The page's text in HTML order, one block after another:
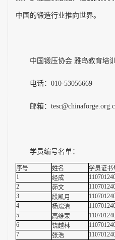
中国的锻造行业推向世界。
中国锻压协会 雅岛教育培
电话： 010-53056669
邮箱：
学员编号名单：
序号 姓名
学员证书
1
经成
2
茆文
3
段凯月
4
杨瑞清
5
高维荣
6
饶越林
7
张浩